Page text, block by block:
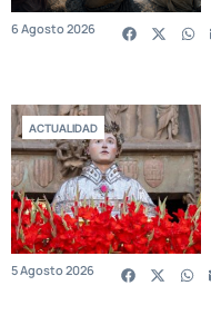
6 Agosto 2026
ACTUALIDAD
5 Agosto 2026